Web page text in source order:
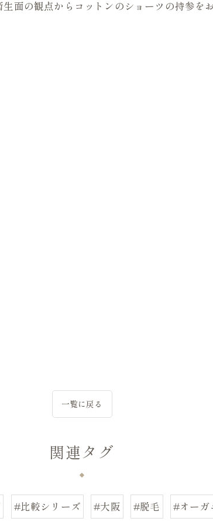
面の観点からコットンのショーツの持参を
一覧に戻る
関連タグ
#比較シリーズ #大阪 #脱毛 #オーガ